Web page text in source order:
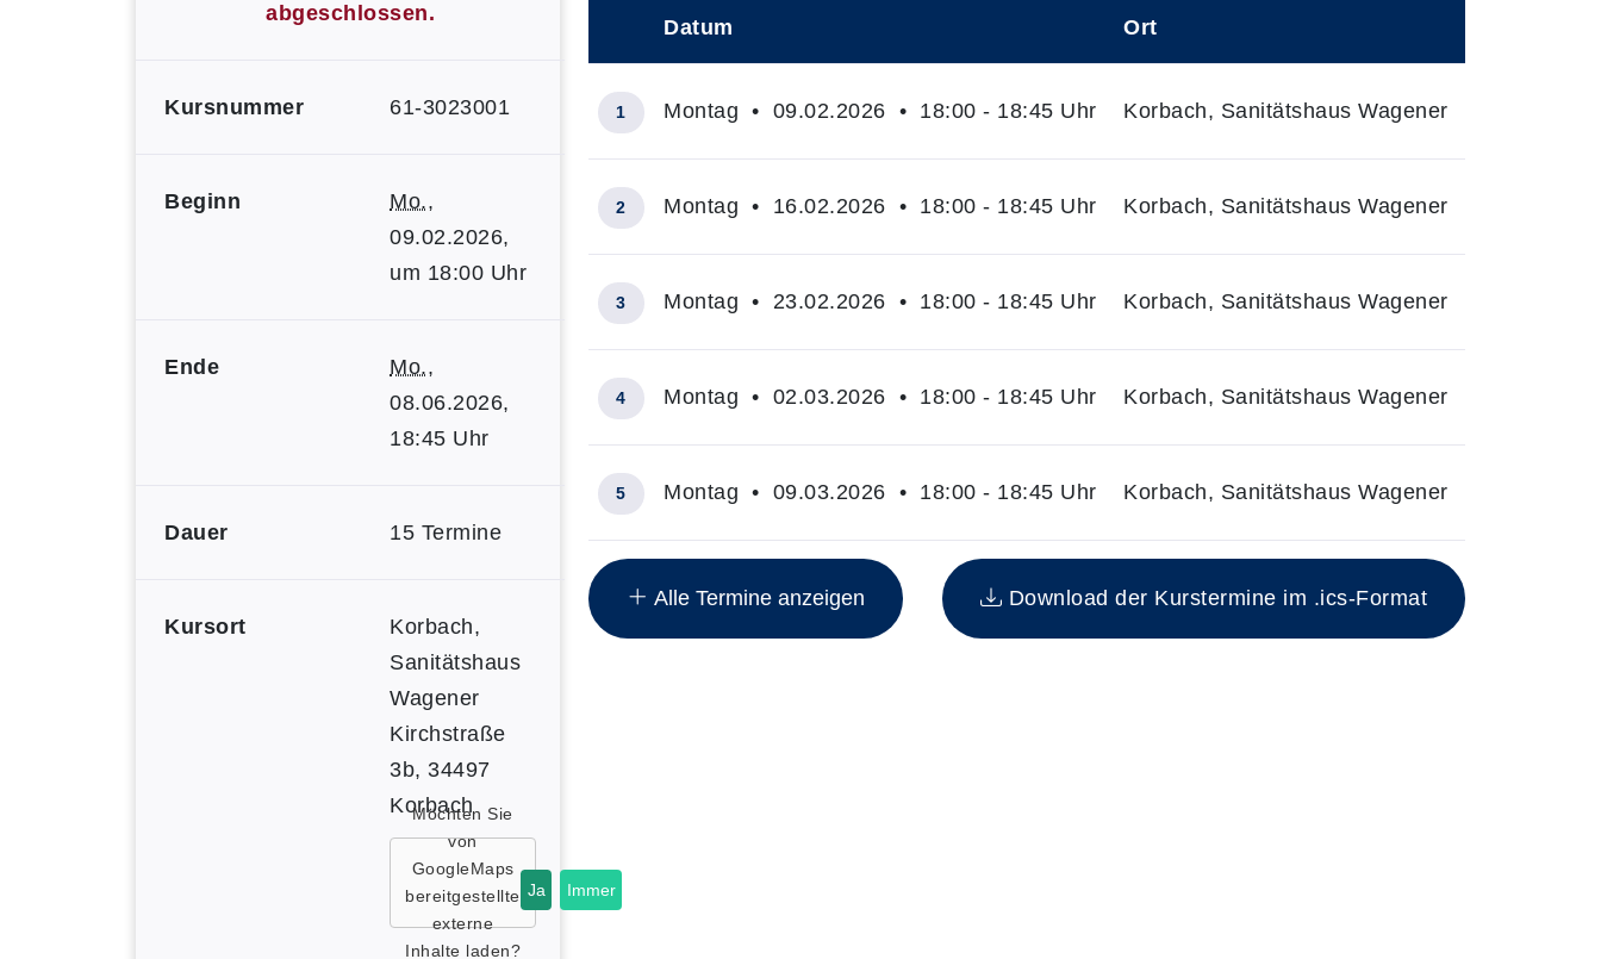
abgeschlossen.
Kursnummer 61-3023001
Beginn Mo.,
09.02.2026,
um 18:00 Uhr
Ende Mo.,
08.06.2026,
18:45 Uhr
Dauer 15 Termine
Kursort
Korbach,
Sanitätshaus
Wagener
Kirchstraße
3b, 34497
Korbach
Möchten Sie
von
GoogleMaps
bereitgestellte
externe
Inhalte laden?
Ja Immer
Insgesamt gibt es 15 Termine zum diesen Kurs
Datum Ort
1 Montag • 09.02.2026 • 18:00 - 18:45 Uhr Korbach, Sanitätshaus Wagener
2 Montag • 16.02.2026 • 18:00 - 18:45 Uhr Korbach, Sanitätshaus Wagener
3 Montag • 23.02.2026 • 18:00 - 18:45 Uhr Korbach, Sanitätshaus Wagener
4 Montag • 02.03.2026 • 18:00 - 18:45 Uhr Korbach, Sanitätshaus Wagener
5 Montag • 09.03.2026 • 18:00 - 18:45 Uhr Korbach, Sanitätshaus Wagener
Alle Termine anzeigen Download der Kurstermine im .ics-Format